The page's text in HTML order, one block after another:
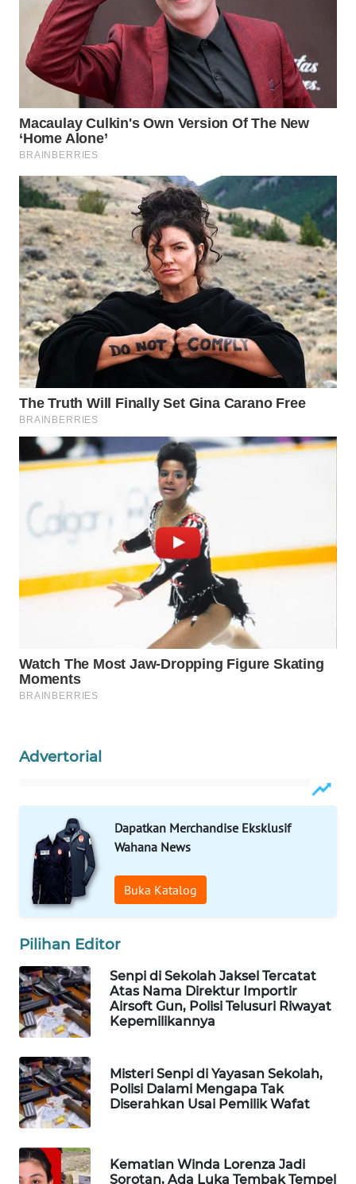
Advertorial
Dapatkan Merchandise Eksklusif
Wahana News
Buka Katalog
Pilihan Editor
Senpi di Sekolah Jaksel Tercatat
Atas Nama Direktur Importir
Airsoft Gun, Polisi Telusuri Riwayat
Kepemilikannya
Misteri Senpi di Yayasan Sekolah,
Polisi Dalami Mengapa Tak
Diserahkan Usai Pemilik Wafat
Kematian Winda Lorenza Jadi
Sorotan, Ada Luka Tembak Tempel
WAHANANEWS
CO ID
WAHANANEWS
NET
WAHANA
SPORT
WAHANA
UMKM
WAHANA
SELEB
WAHANA
PERSONA
WAHANA
OTOMOTIF
HEALTH
DESA
WISATA
WAHANA
KONSUMEN
LISTRIK
KELISTRIKAN
MAWAKA
ID
MARTABAT
PLN
WATCH
MKLI
LPKKI
LKKI
KOPEKLIN